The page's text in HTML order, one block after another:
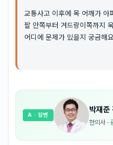
교통사고 이후에 목 어깨가 아
팔 안쪽부터 겨드랑이쪽까지
어디에 문제가 있을지 궁금해
박재준
한의사 ·
A · 답변